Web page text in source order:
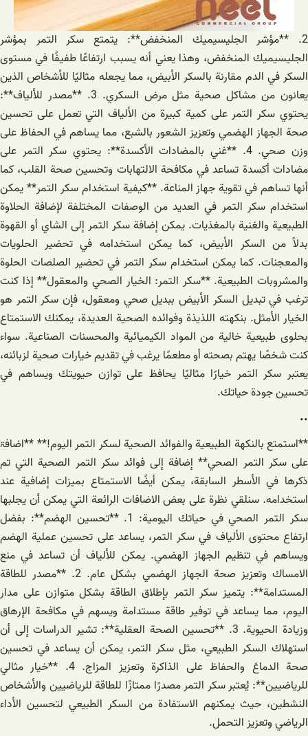
2. **مؤشر الجليسيميك المنخفض**: يتمتع سكر التمر بمؤشر
الجليسيميك المنخفض، وهذا يعني أنه يسبب ارتفاعًا طفيفًا في مستوى
السكر في الدم مقارنة بالسكر الأبيض، مما يجعله مثاليًا للأشخاص الذين
يعانون من مشاكل صحية مثل مرض السكري. 3. **مصدر للألياف**:
يحتوي سكر التمر على كمية كبيرة من الألياف التي تعمل على تحسين
صحة الجهاز الهضمي وتعزيز الشعور بالشبع، مما يساهم في الحفاظ على
وزن صحي. 4. **غني بالمضادات الأكسدة**: يحتوي سكر التمر على
مضادات أكسدة تساعد في مكافحة الالتهابات وتحسين صحة القلب، كما
أنها تساهم في تقوية جهاز المناعة. **كيفية استخدام سكر التمر** يمكن
استخدام سكر التمر في العديد من الوصفات المختلفة لإضافة الحلاوة
الطبيعية والغنية بالمغذيات. يمكن إضافة سكر التمر إلى الشاي أو القهوة
بدلاً من السكر الأبيض، كما يمكن استخدامه في تحضير الحلويات
والمعجنات. كما يمكن استخدام سكر التمر في تحضير الصلصات الحلوة
والمشروبات الطبيعية. **سكر التمر: الخيار الصحي والمعقول** إذا كنت
ترغب في تبديل السكر الأبيض ببديل صحي ومعقول، فإن سكر التمر هو
الخيار الأمثل. بنكهته اللذيذة وفوائده الصحية العديدة، يمكنك الاستمتاع
بحلوى طبيعية خالية من المواد الكيميائية والمحسنات الصناعية. سواء
كنت شخصًا يهتم بصحته أو مطعمًا يرغب في تقديم خيارات صحية لزبائنه،
يعتبر سكر التمر خيارًا مثاليًا يحافظ على توازن حيويتك ويساهم في
تحسين جودة حياتك.
..
**استمتع بالنكهة الطبيعية والفوائد الصحية لسكر التمر اليوم!** **اضافۃ
على سكر التمر الصحي** إضافة إلى فوائد سكر التمر الصحية التي تم
ذكرها في الأسطر السابقة، يمكن أيضًا الاستمتاع بميزات إضافية عند
استخدامه. سنلقي نظرة على بعض الاضافات الرائعة التي يمكن أن يجلبها
سكر التمر الصحي في حياتك اليومية: 1. **تحسين الهضم**: بفضل
ارتفاع محتوى الألياف في سكر التمر، يساعد على تحسين عملية الهضم
ويساهم في تنظيم الجهاز الهضمي. يمكن للألياف أن تساعد في منع
الامساك وتعزيز صحة الجهاز الهضمي بشكل عام. 2. **مصدر للطاقة
المستدامة**: يتميز سكر التمر بإطلاق الطاقة بشكل متوازن على مدار
اليوم، مما يساعد في توفير طاقة مستدامة ويسهم في مكافحة الإرهاق
وزيادة الحيوية. 3. **تحسين الصحة العقلية**: تشير الدراسات إلى أن
استهلاك السكر الطبيعي، مثل سكر التمر، يمكن أن يساعد في تحسين
صحة الدماغ والحفاظ على الذاكرة وتعزيز المزاج. 4. **خيار مثالي
للرياضيين**: يُعتبر سكر التمر مصدرًا ممتازًا للطاقة للرياضيين والأشخاص
النشطين، حيث يمكنهم الاستفادة من السكر الطبيعي لتحسين الأداء
الرياضي وتعزيز التحمل.